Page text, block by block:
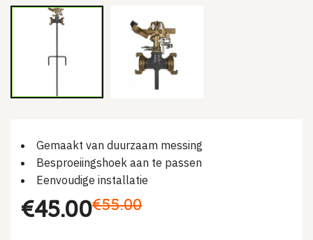
Gemaakt van duurzaam messing
Besproeiingshoek aan te passen
Eenvoudige installatie
€55.00
Oorspronkelijke
€45.00
Huidige